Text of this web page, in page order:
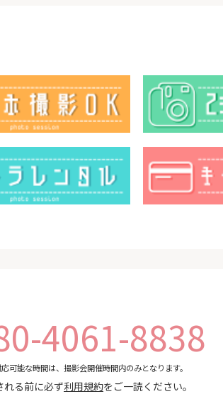
4061-8838
可能な時間は、撮影会開催時間内のみとなります。
れる前に必ず利用規約をご一読ください。